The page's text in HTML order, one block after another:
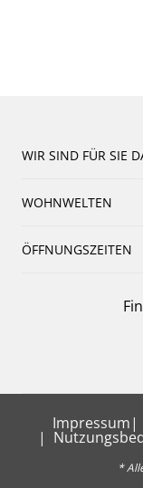
WIR SIND FÜR SIE
WOHNWELTEN
ÖFFNUNGSZEITEN
Impressum
*